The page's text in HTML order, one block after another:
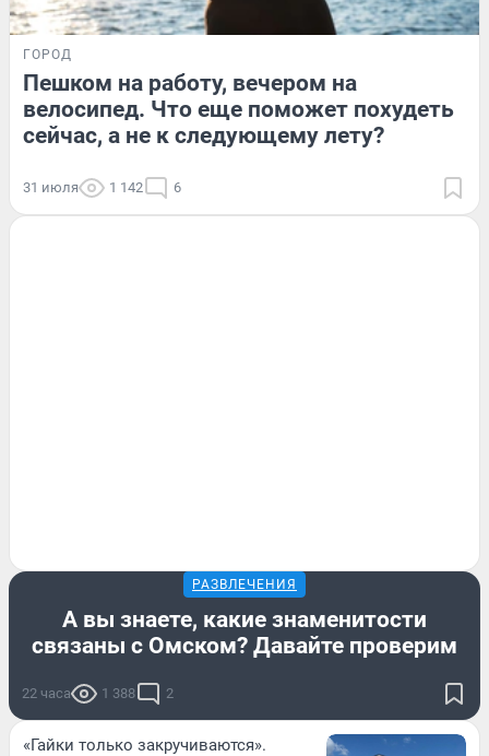
ГОРОД
Пешком на работу, вечером на
велосипед. Что еще поможет похудеть
сейчас, а не к следующему лету?
31 июля 1 142 6
РАЗВЛЕЧЕНИЯ
А вы знаете, какие знаменитости
связаны с Омском? Давайте проверим
22 часа 1 388 2
«Гайки только закручиваются».